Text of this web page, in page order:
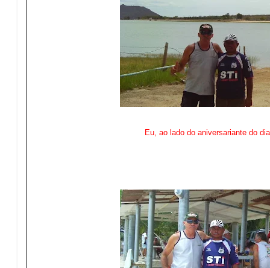
Eu, ao lado do aniversariante do